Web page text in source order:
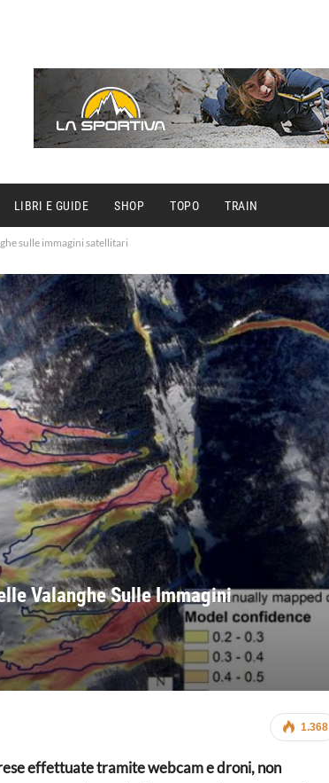
LIBRI E GUIDE SHOP TOPO TRAIN
sulle immagini satellitari
Valanghe Sulle Immagini
1.368
effettuate tramite webcam e droni, non